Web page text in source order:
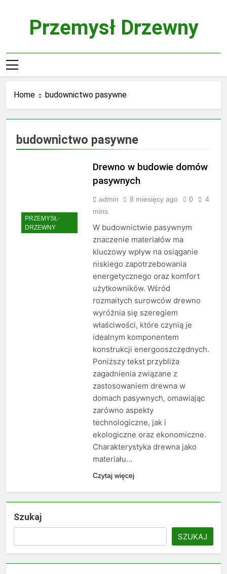
Przemysł Drzewny
Home budownictwo pasywne
budownictwo pasywne
PRZEMYSŁ-
DRZEWNY
Drewno w budowie domów
pasywnych
admin 8 miesięcy ago 0
4
mins
W budownictwie pasywnym
znaczenie materiałów ma
kluczowy wpływ na osiąganie
niskiego zapotrzebowania
energetycznego oraz komfort
użytkowników. Wśród
rozmaitych surowców drewno
wyróżnia się szeregiem
właściwości, które czynią je
idealnym komponentem
konstrukcji energooszczędnych.
Poniższy tekst przybliża
zagadnienia związane z
zastosowaniem drewna w
domach pasywnych, omawiając
zarówno aspekty
technologiczne, jak i
ekologiczne oraz ekonomiczne.
Charakterystyka drewna jako
materiału…
Czytaj więcej
Szukaj
SZUKAJ